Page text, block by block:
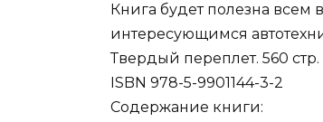
Книга будет полезна всем
интересующимся
Твердый переплет. 560 стр.
ISBN 978-5-9901144-3-2
Содержание книги: